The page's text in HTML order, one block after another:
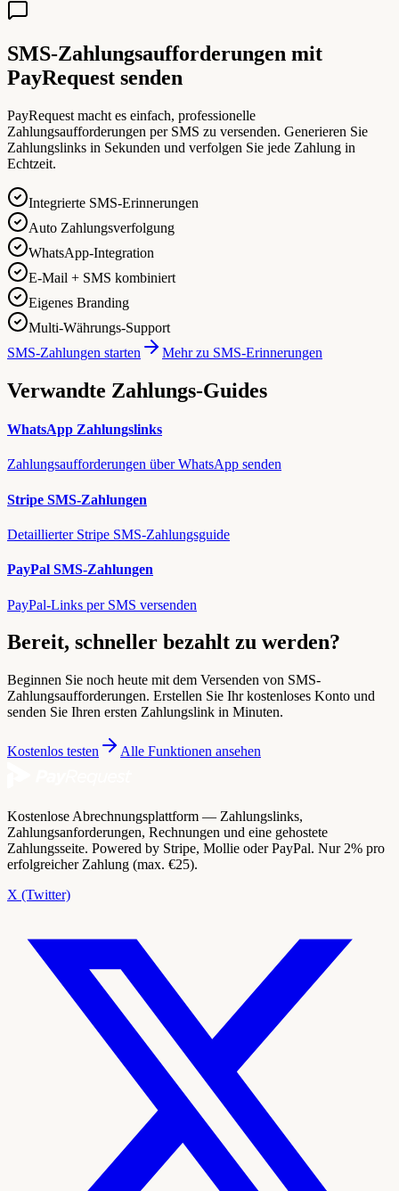
SMS-Zahlungsaufforderungen mit
PayRequest senden
PayRequest macht es einfach, professionelle
Zahlungsaufforderungen per SMS zu versenden. Generieren Sie
Zahlungslinks in Sekunden und verfolgen Sie jede Zahlung in
Echtzeit.
Integrierte SMS-Erinnerungen
Auto Zahlungsverfolgung
WhatsApp-Integration
E-Mail + SMS kombiniert
Eigenes Branding
Multi-Währungs-Support
SMS-Zahlungen starten
Mehr zu SMS-Erinnerungen
Verwandte Zahlungs-Guides
WhatsApp Zahlungslinks
Zahlungsaufforderungen über WhatsApp senden
Stripe SMS-Zahlungen
Detaillierter Stripe SMS-Zahlungsguide
PayPal SMS-Zahlungen
PayPal-Links per SMS versenden
Bereit, schneller bezahlt zu werden?
Beginnen Sie noch heute mit dem Versenden von SMS-
Zahlungsaufforderungen. Erstellen Sie Ihr kostenloses Konto und
senden Sie Ihren ersten Zahlungslink in Minuten.
Kostenlos testen Alle Funktionen ansehen
Kostenlose Abrechnungsplattform — Zahlungslinks,
Zahlungsanforderungen, Rechnungen und eine gehostete
Zahlungsseite. Powered by Stripe, Mollie oder PayPal. Nur 2% pro
erfolgreicher Zahlung (max. €25).
X (Twitter)